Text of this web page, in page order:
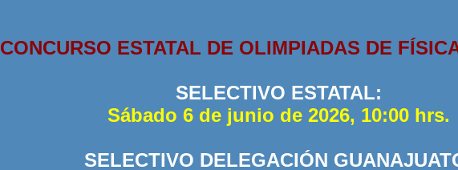
CONCURSO ESTATAL DE OLIMPIADAS DE
SELECTIVO ESTATAL:
Sábado 6 de junio de 2026, 10:00 hrs.
SELECTIVO DELEGACIÓN